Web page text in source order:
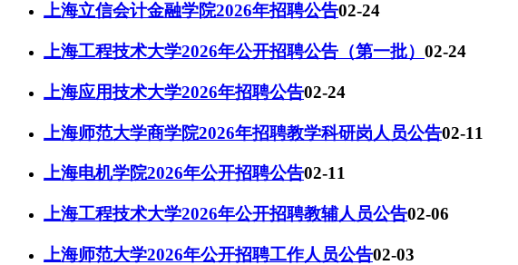
上海立信会计金融学院2026年招聘公告02-24
上海工程技术大学2026年公开招聘公告（第一批） 02-24
上海应用技术大学2026年招聘公告02-24
上海师范大学商学院2026年招聘教学科研岗人员公告02-11
上海电机学院2026年公开招聘公告02-11
上海工程技术大学2026年公开招聘教辅人员公告02-06
上海师范大学2026年公开招聘工作人员公告02-03